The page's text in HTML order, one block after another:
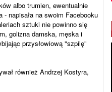
albo trumien, ewentualnie
napisała na swoim Facebooku
sztuki nie powinno się
golizna damska, męska i
przysłowiową "szpilę"
również Andrzej Kostyra,